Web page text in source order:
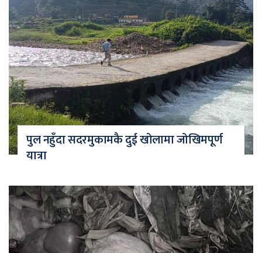
पुल नहुँदा सदरमुकामकै दुई खोलामा जोखिमपूर्ण
यात्रा